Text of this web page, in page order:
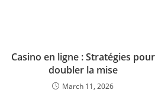
Casino en ligne : Stratégies pour
doubler la mise
March 11, 2026